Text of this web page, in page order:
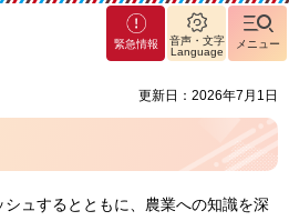
緊急情報
音声・文字
Language
メニュー
更新日：2026年7月1日
ュするとともに、農業への知識を深